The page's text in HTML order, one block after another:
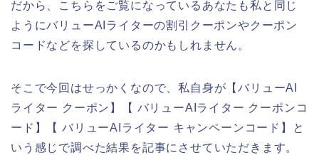
だから、こちらをご覧になっているあなたも私と同じ
ようにバリューAIライターの割引クーポンやクーポン
コードなどを探しているのかもしれません。
そこで今回はせっかくなので、私自身が【バリューAI
ライター クーポン】【 バリューAIライター クーポンコ
ード】【 バリューAIライター キャンペーンコード】と
いう感じで調べた結果を記事にさせていただきます。